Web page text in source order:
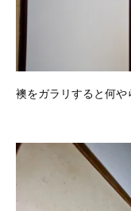
襖をガラリすると何や